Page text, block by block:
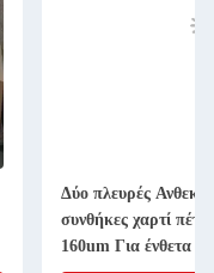
Δύο πλευρές
συνθήκες χαρτί
160um Για ένθετα